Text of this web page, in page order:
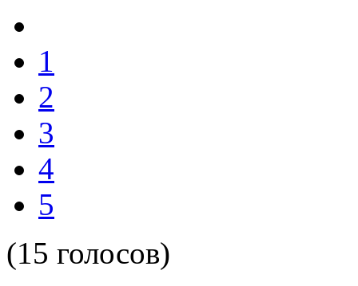
1
2
3
4
5
(15 голосов)